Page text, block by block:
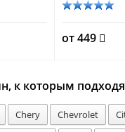
от 449
к которым
Chery Chevrolet